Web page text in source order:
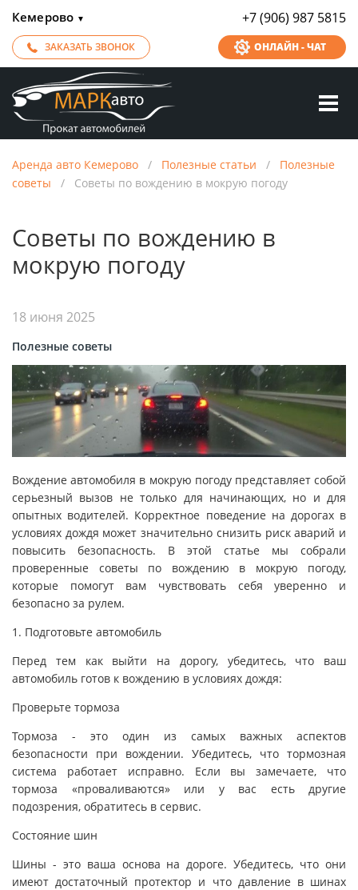
Кемерово ▼ +7 (906) 987 5815
ЗАКАЗАТЬ ЗВОНОК ОНЛАЙН - ЧАТ
Аренда авто Кемерово / Полезные статьи / Полезные
советы / Советы по вождению в мокрую погоду
Советы по вождению в
мокрую погоду
18 июня 2025
Полезные советы
Вождение автомобиля в мокрую погоду представляет собой
серьезный вызов не только для начинающих, но и для
опытных водителей. Корректное поведение на дорогах в
условиях дождя может значительно снизить риск аварий и
повысить безопасность. В этой статье мы собрали
проверенные советы по вождению в мокрую погоду,
которые помогут вам чувствовать себя уверенно и
безопасно за рулем.
1. Подготовьте автомобиль
Перед тем как выйти на дорогу, убедитесь, что ваш
автомобиль готов к вождению в условиях дождя:
Проверьте тормоза
Тормоза - это один из самых важных аспектов
безопасности при вождении. Убедитесь, что тормозная
система работает исправно. Если вы замечаете, что
тормоза «проваливаются» или у вас есть другие
подозрения, обратитесь в сервис.
Состояние шин
Шины - это ваша основа на дороге. Убедитесь, что они
имеют достаточный протектор и что давление в шинах